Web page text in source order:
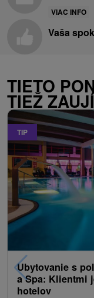
VIAC INFO
Vaša
TIETO
TIEŽ
TIP
Ubytovanie s
a Spa: Klientmi
hotelov